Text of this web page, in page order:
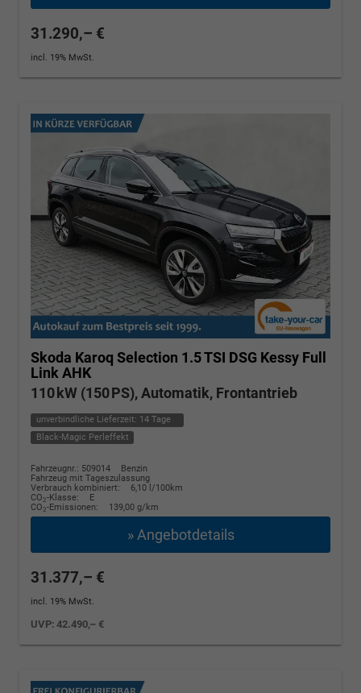
31.290,– €
incl. 19% MwSt.
Skoda Karoq Selection 1.5 TSI DSG Kessy Full
Link AHK
110 kW (150 PS), Automatik, Frontantrieb
unverbindliche Lieferzeit: 14 Tage
Black-Magic Perleffekt
Fahrzeugnr.: 509014
Benzin
Fahrzeug mit Tageszulassung
Verbrauch kombiniert:
6,10 l/100km
CO2-Klasse:
E
CO2-Emissionen: 139,00 g/km
» Angebotdetails
31.377,– €
incl. 19% MwSt.
UVP:42.490,– €